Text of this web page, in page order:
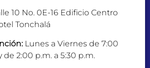
10 No. 0E-16 Edificio Centro
Tonchalá
Lunes a Viernes de 7:00
de 2:00 p.m. a 5:30 p.m.